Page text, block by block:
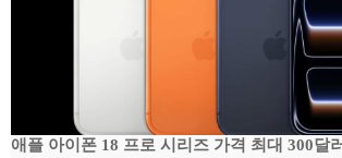
애플 아이폰 18 프로 시리즈 가격 최대 300달